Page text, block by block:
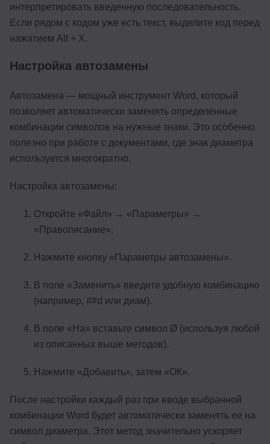
интерпретировать введенную последовательность.
Если рядом с кодом уже есть текст, выделите код перед
нажатием Alt + X.
Настройка автозамены
Автозамена — мощный инструмент Word, который
позволяет автоматически заменять определенные
комбинации символов на нужные знаки. Это особенно
полезно при работе с документами, где знак диаметра
используется многократно.
Настройка автозамены:
Откройте «Файл» → «Параметры» →
«Правописание».
Нажмите кнопку «Параметры автозамены».
В поле «Заменить» введите удобную комбинацию
(например, ##d или диам).
В поле «На» вставьте символ Ø (используя любой
из описанных выше методов).
Нажмите «Добавить», затем «ОК».
После настройки каждый раз при вводе выбранной
комбинации Word будет автоматически заменять ее на
символ диаметра. Этот метод значительно ускоряет